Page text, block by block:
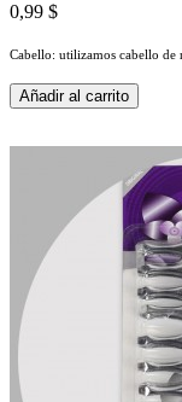
0,99 $
Cabello: utilizamos cabello de
Añadir al carrito